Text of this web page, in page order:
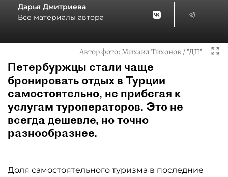
Дарья Дмитриева
Все материалы автора
Автор фото:Михаил Тихонов / "ДП"
Петербуржцы стали чаще
бронировать отдых в Турции
самостоятельно, не прибегая к
услугам туроператоров. Это не
всегда дешевле, но точно
разнообразнее.
Доля самостоятельного туризма в последние